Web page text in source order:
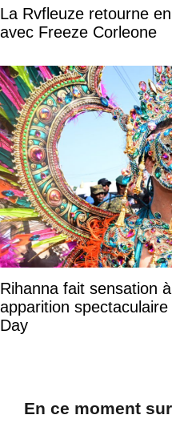
La Rvfleuze retourne
avec Freeze Corleone
Rihanna fait sensation
apparition
Day
En ce moment